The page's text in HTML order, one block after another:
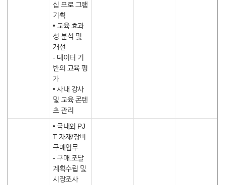
십 프로 그램
기획
• 교육 효과
성 분석 및
개선
- 데이터 기
반의 교육 평
가
• 사내 강사
및 교육 콘텐
츠 관리
• 국내외 PJ
T 자재/장비
구매업무
- 구매.조달
계획수립 및
시장조사